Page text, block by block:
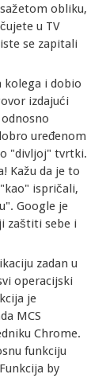
obliku,
u TV
se zapitali
kolega i dobio
izdajući
uređenom
"divljoj" tvrtki.
Kažu da je to
ispričali,
Google je
zaštiti sebe i
zadan u
operacijski
je
MCS
Chrome.
funkciju
by